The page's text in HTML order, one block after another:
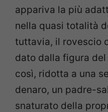
appariva la più
nella quasi totalità
tuttavia, il rovescio
dato dalla figura
così, ridotta a una
denaro, un padre-
snaturato della